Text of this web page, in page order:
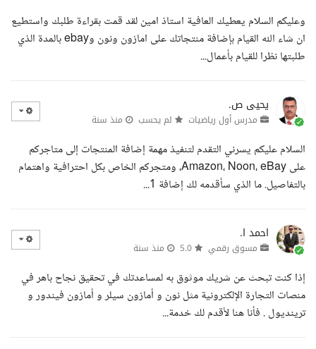
وعليكم السلام يعطيك العافية استاذ امين لقد قمت بقراءة طلبك واستطيع
ان شاء الله القيام بإضافة منتجاتك على امازون ونون وebay بالمدة الذي
طلبتها نظرا للقيام بأعمال...
يحيى ص.
مدرس أول رياضيات لم يحسب منذ سنة
السلام عليكم يسرني التقدم لتنفيذ مهمة إضافة المنتجات إلى متاجركم
على Amazon، Noon، eBay، ومتجركم الخاص بكل احترافية واهتمام
بالتفاصيل. ما الذي سأقدمه لك إضافة 1...
احمد ا.
مسوق رقمي منذ سنة
إذا كنت تبحث عن شريك موثوق به لمساعدتك في تحقيق نجاح باهر في
منصات التجارة الإلكترونية مثل نون و أمازون سيلر و أمازون فيندور و
ترينديول . فأنا هنا لأقدم لك خدمة...